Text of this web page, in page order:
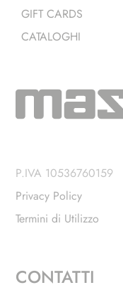
GIFT CARDS
CATALOGHI
P.IVA 10536760159
Privacy Policy
Termini di Utilizzo
CONTATTI